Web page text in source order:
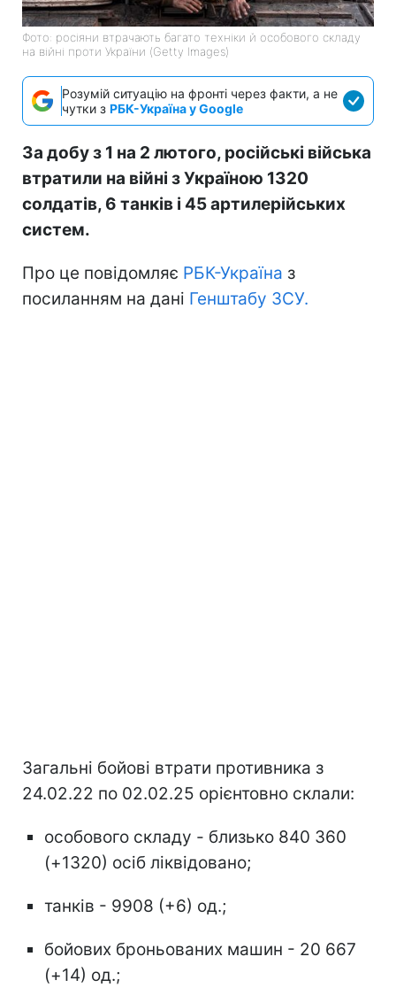
Фото: росіяни втрачають багато техніки й особового складу
на війні проти України (Getty Images)
Розумій ситуацію на фронті через факти, а не
чутки з РБК-Україна у Google
За добу з 1 на 2 лютого, російські війська
втратили на війні з Україною 1320
солдатів, 6 танків і 45 артилерійських
систем.
Про це повідомляє РБК-Україна з
посиланням на дані Генштабу ЗСУ.
Загальні бойові втрати противника з
24.02.22 по 02.02.25 орієнтовно склали:
особового складу - близько 840 360
(+1320) осіб ліквідовано;
танків - 9908 (+6) од.;
бойових броньованих машин - 20 667
(+14) од.;